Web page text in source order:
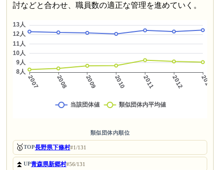
討などと合わせ、職員数の適正な管理を進めていく。
類似団体内順位
🥇TOP長野県下條村#1/131
⏫UP青森県新郷村#56/131